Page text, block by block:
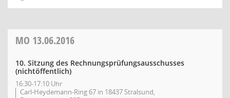
MO 13.06.2016
10. Sitzung des Rechnungsprüfungsausschusses
(nichtöffentlich)
16:30-17:10 Uhr
Carl-Heydemann-Ring 67 in 18437 Stralsund,